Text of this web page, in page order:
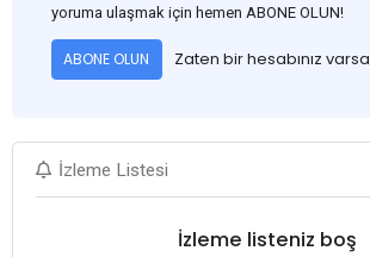
yoruma ulaşmak için hemen ABONE OLUN!
ABONE OLUN Zaten bir hesabınız varsa
İzleme Listesi
İzleme listeniz boş